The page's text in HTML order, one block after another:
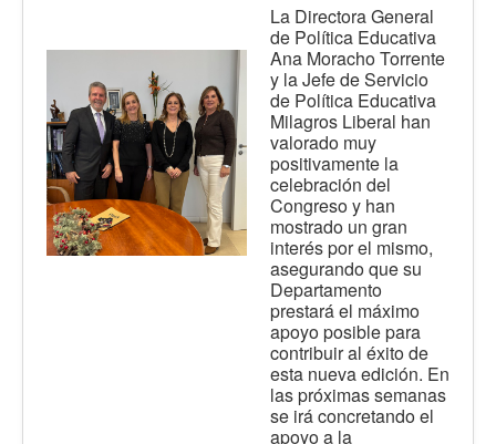
La Directora General
de Política Educativa
Ana Moracho Torrente
y la Jefe de Servicio
de Política Educativa
Milagros Liberal han
valorado muy
positivamente la
celebración del
Congreso y han
mostrado un gran
interés por el mismo,
asegurando que su
Departamento
prestará el máximo
apoyo posible para
contribuir al éxito de
esta nueva edición. En
las próximas semanas
se irá concretando el
apoyo a la